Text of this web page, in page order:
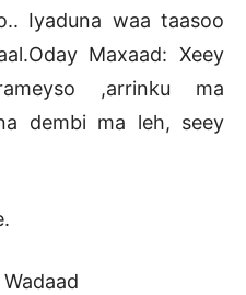
Iyaduna waa taasoo
Maxaad: Xeey
,arrinku ma
dembi ma leh, seey